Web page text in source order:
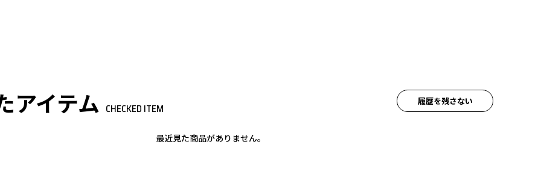
アイテム CHECKED ITEM
最近見た商品がありません。
履歴を残さない